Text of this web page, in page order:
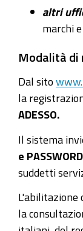
altri
marchi
Modalità di
Dal sito
la
ADESSO.
Il sistema
e PASSWORD
suddetti
la